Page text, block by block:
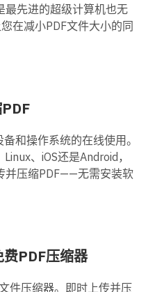
最先进的超级计算机也无
在减小PDF文件大小的同
和操作系统的在线使用。
、iOS还是Android，
并压缩PDF——无需安装软
PDF压缩器
件压缩器。即时上传并压